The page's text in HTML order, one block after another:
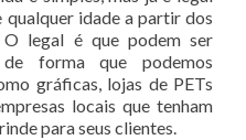
qualquer idade a partir dos
legal é que podem ser
de forma que podemos
gráficas, lojas de PETs
locais que tenham
para seus clientes.